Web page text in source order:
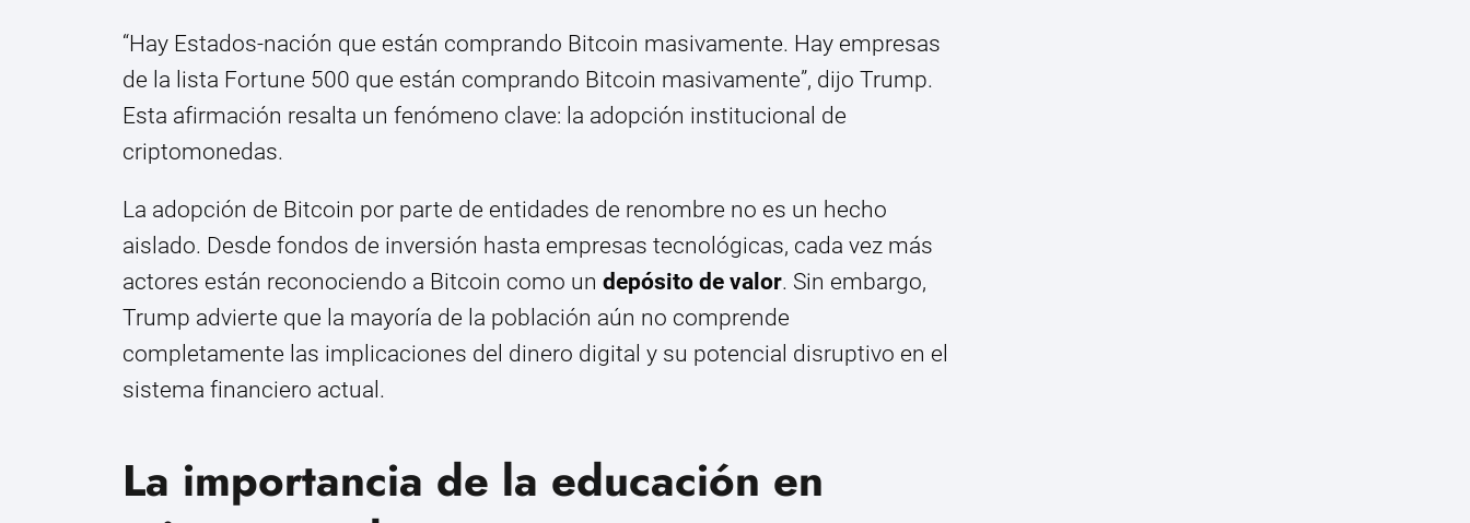
“Hay Estados-nación que están comprando Bitcoin masivamente. Hay empresas
de la lista Fortune 500 que están comprando Bitcoin masivamente”, dijo Trump.
Esta afirmación resalta un fenómeno clave: la adopción institucional de
criptomonedas.
La adopción de Bitcoin por parte de entidades de renombre no es un hecho
aislado. Desde fondos de inversión hasta empresas tecnológicas, cada vez más
actores están reconociendo a Bitcoin como un depósito de valor. Sin embargo,
Trump advierte que la mayoría de la población aún no comprende
completamente las implicaciones del dinero digital y su potencial disruptivo en el
sistema financiero actual.
La importancia de la educación en